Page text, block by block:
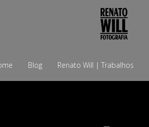
Blog Renato Will | Trabalhos